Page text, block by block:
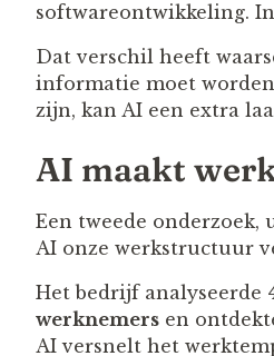
softwareontwikkeling.
Dat verschil heeft
informatie moet
zijn, kan AI een extra
AI maakt
Een tweede
AI onze werkstructuur
Het bedrijf analyseerde
werknemers en
AI versnelt het